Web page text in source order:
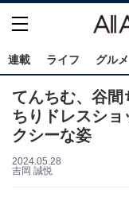
連載 ライフ グルメ
てんちむ、谷間
ちりドレスシ
クシーな姿
2024.05.28
吉岡 誠悦